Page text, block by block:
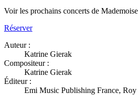
Voir les prochains concerts de
Réserver
Auteur :
Katrine Gierak
Compositeur :
Katrine Gierak
Éditeur :
Emi Music Publishing France,